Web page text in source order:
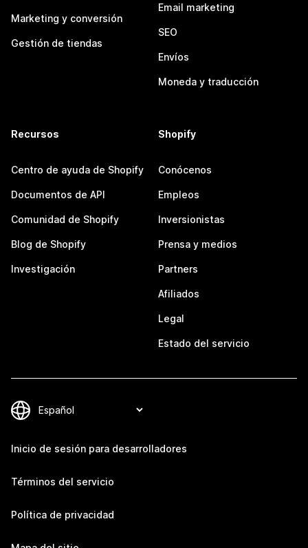
Marketing y conversión
Gestión de tiendas
Email marketing
SEO
Envíos
Moneda y traducción
Recursos
Centro de ayuda de Shopify
Documentos de API
Comunidad de Shopify
Blog de Shopify
Investigación
Shopify
Conócenos
Empleos
Inversionistas
Prensa y medios
Partners
Afiliados
Legal
Estado del servicio
Inicio de sesión para desarrolladores
Términos del servicio
Política de privacidad